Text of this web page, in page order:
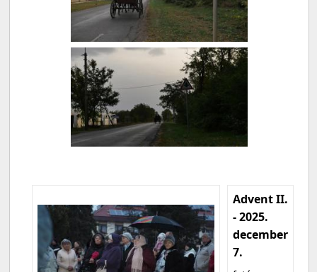
Advent II.
- 2025.
december
7.